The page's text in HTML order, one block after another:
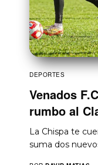
DEPORTES
Venados
rumbo al
La Chispa te
suma dos